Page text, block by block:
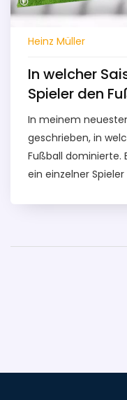
Heinz Müller
In welcher
Spieler den
In meinem
geschrieben, in
Fußball dominierte.
ein einzelner
Spieler ihre Teams